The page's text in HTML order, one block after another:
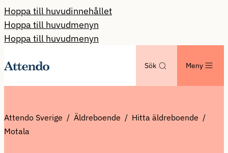
Hoppa till huvudinnehållet
Hoppa till huvudmenyn
Hoppa till huvudmenyn
Sök Meny
Attendo Sverige Äldreboende
Hitta äldreboende
Motala